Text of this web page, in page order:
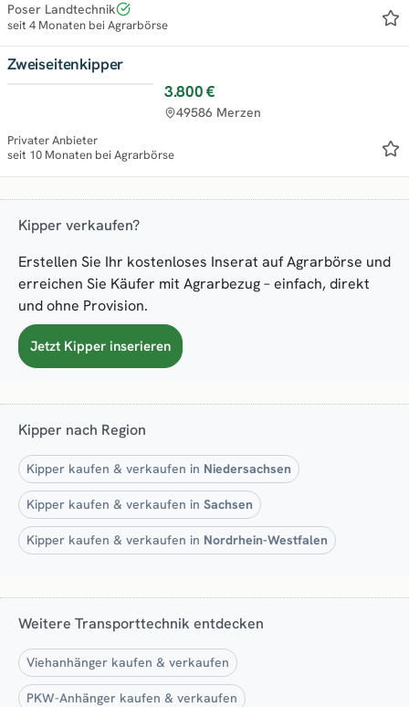
Poser Landtechnik
seit 4 Monaten bei Agrarbörse
Zweiseitenkipper
3.800 €
49586 Merzen
Privater Anbieter
seit 10 Monaten bei Agrarbörse
Kipper verkaufen?
Erstellen Sie Ihr kostenloses Inserat auf Agrarbörse und
erreichen Sie Käufer mit Agrarbezug – einfach, direkt
und ohne Provision.
Jetzt Kipper inserieren
Kipper nach Region
Kipper kaufen & verkaufen in Niedersachsen
Kipper kaufen & verkaufen in Sachsen
Kipper kaufen & verkaufen in Nordrhein-Westfalen
Weitere Transporttechnik entdecken
Viehanhänger kaufen & verkaufen
PKW-Anhänger kaufen & verkaufen